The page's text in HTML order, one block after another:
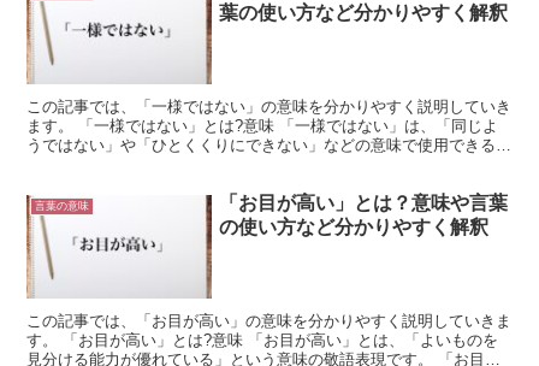
葉の使い方など分かりやすく解釈
この記事では、「一様ではない」の意味を分かりやすく説明していき
ます。 「一様ではない」とは?意味 「一様ではない」は、「同じよ
うではない」や「ひとくくりにできない」などの意味で使用できる言
言葉の意味
「お目が高い」とは？意味や言葉
の使い方など分かりやすく解釈
この記事では、「お目が高い」の意味を分かりやすく説明していきま
す。 「お目が高い」とは?意味 「お目が高い」とは、「よいものを
見分ける能力が優れている」という意味の敬語表現です。 「お目が